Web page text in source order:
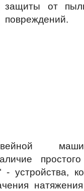
защиты от
повреждений.
простого
- устройства,